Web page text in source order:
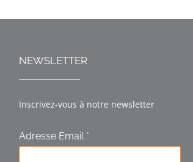
NEWSLETTER
Inscrivez-vous à notre newsletter
Adresse Email *